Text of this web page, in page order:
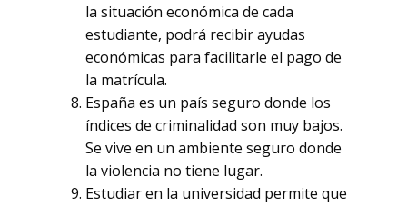
la situación económica de cada
estudiante, podrá recibir ayudas
económicas para facilitarle el pago de
la matrícula.
España es un país seguro donde los
índices de criminalidad son muy bajos.
Se vive en un ambiente seguro donde
la violencia no tiene lugar.
Estudiar en la universidad permite que